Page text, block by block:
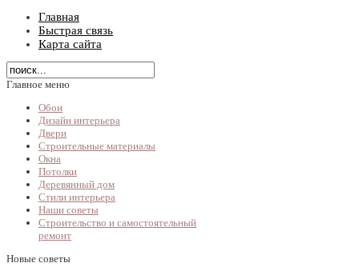
Главная
Быстрая связь
Карта сайта
Главное меню
Обои
Дизайн интерьера
Двери
Строительные материалы
Окна
Потолки
Деревянный дом
Стили интерьера
Наши советы
Строительство и самостоятельный
ремонт
Новые советы